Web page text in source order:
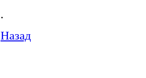
.
Назад